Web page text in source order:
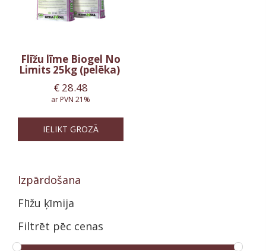
Flīžu līme Biogel No
Limits 25kg (pelēka)
€ 28.48
ar PVN 21%
IELIKT GROZĀ
Izpārdošana
Flīžu ķīmija
Filtrēt pēc cenas